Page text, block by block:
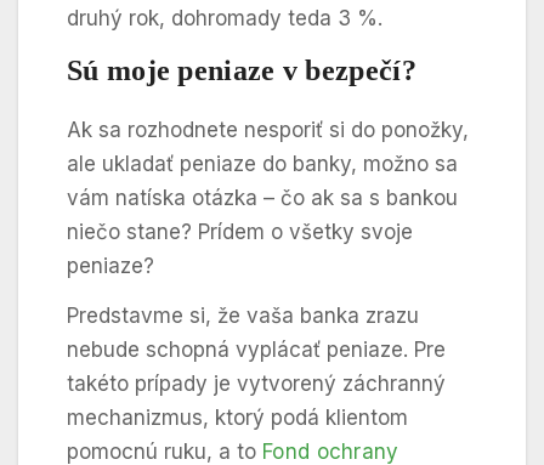
druhý rok, dohromady teda 3 %.
Sú moje peniaze v bezpečí?
Ak sa rozhodnete nesporiť si do ponožky,
ale ukladať peniaze do banky, možno sa
vám natíska otázka – čo ak sa s bankou
niečo stane? Prídem o všetky svoje
peniaze?
Predstavme si, že vaša banka zrazu
nebude schopná vyplácať peniaze. Pre
takéto prípady je vytvorený záchranný
mechanizmus, ktorý podá klientom
pomocnú ruku, a to Fond ochrany